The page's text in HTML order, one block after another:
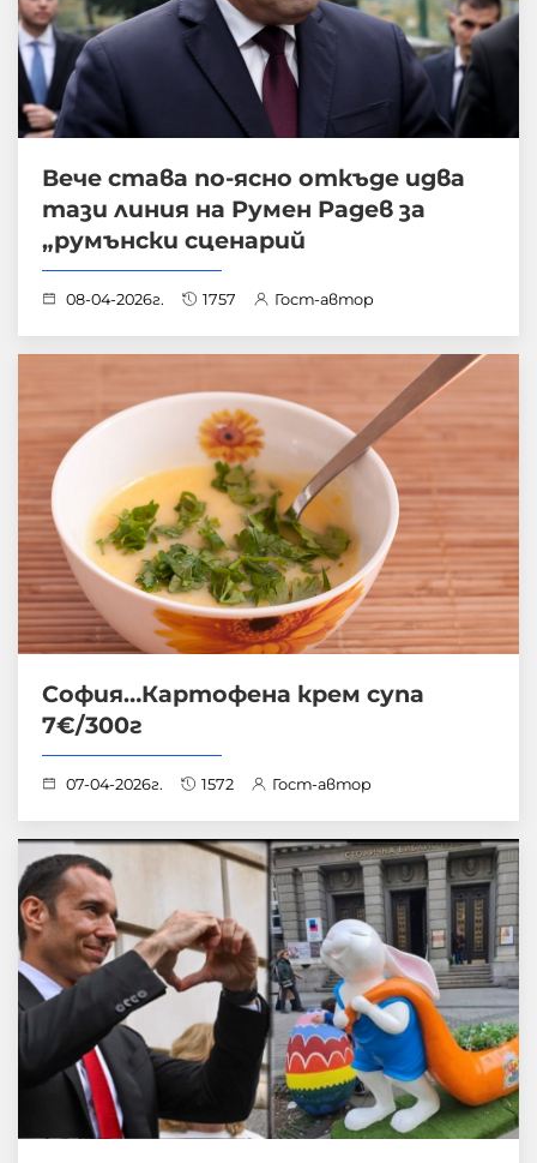
Вече става по-ясно откъде идва
тази линия на Румен Радев за
„румънски сценарий
08-04-2026г. 1757 Гост-автор
София…Картофена крем супа
7€/300г
07-04-2026г. 1572 Гост-автор